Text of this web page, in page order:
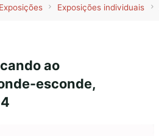
Exposições Exposições individuais
ao
esconde,